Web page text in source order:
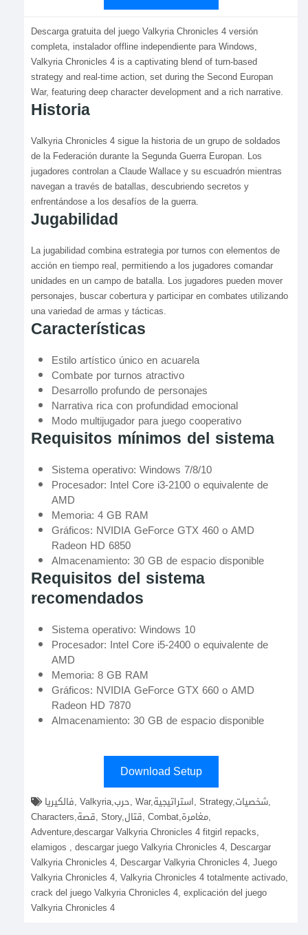
Descarga gratuita del juego Valkyria Chronicles 4 versión
completa, instalador offline independiente para Windows,
Valkyria Chronicles 4 is a captivating blend of turn-based
strategy and real-time action, set during the Second Europan
War, featuring deep character development and a rich narrative.
Historia
Valkyria Chronicles 4 sigue la historia de un grupo de soldados
de la Federación durante la Segunda Guerra Europan. Los
jugadores controlan a Claude Wallace y su escuadrón mientras
navegan a través de batallas, descubriendo secretos y
enfrentándose a los desafíos de la guerra.
Jugabilidad
La jugabilidad combina estrategia por turnos con elementos de
acción en tiempo real, permitiendo a los jugadores comandar
unidades en un campo de batalla. Los jugadores pueden mover
personajes, buscar cobertura y participar en combates utilizando
una variedad de armas y tácticas.
Características
Estilo artístico único en acuarela
Combate por turnos atractivo
Desarrollo profundo de personajes
Narrativa rica con profundidad emocional
Modo multijugador para juego cooperativo
Requisitos mínimos del sistema
Sistema operativo: Windows 7/8/10
Procesador: Intel Core i3-2100 o equivalente de
AMD
Memoria: 4 GB RAM
Gráficos: NVIDIA GeForce GTX 460 o AMD
Radeon HD 6850
Almacenamiento: 30 GB de espacio disponible
Requisitos del sistema
recomendados
Sistema operativo: Windows 10
Procesador: Intel Core i5-2400 o equivalente de
AMD
Memoria: 8 GB RAM
Gráficos: NVIDIA GeForce GTX 660 o AMD
Radeon HD 7870
Almacenamiento: 30 GB de espacio disponible
Download Setup
Characters,قصة, Story,قتال, Combat,مغامرة,
Adventure,descargar Valkyria Chronicles 4 fitgirl repacks,
elamigos , descargar juego Valkyria Chronicles 4, Descargar
Valkyria Chronicles 4, Descargar Valkyria Chronicles 4, Juego
Valkyria Chronicles 4, Valkyria Chronicles 4 totalmente activado,
crack del juego Valkyria Chronicles 4, explicación del juego
Valkyria Chronicles 4